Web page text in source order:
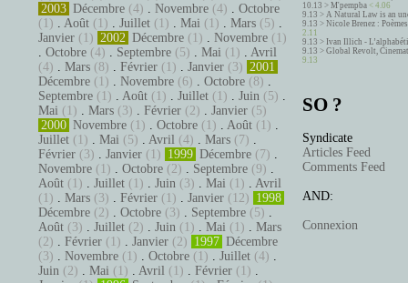
2003 Décembre (4) . Novembre (4) . Octobre
(1) . Août (1) . Juillet (1) . Mai (1) . Mars (5) .
Janvier (1) 2002 Décembre (1) . Novembre (1)
. Octobre (4) . Septembre (5) . Mai (1) . Avril
(4) . Mars (8) . Février (1) . Janvier (3) 2001
Décembre (1) . Novembre (6) . Octobre (8) .
Septembre (1) . Août (1) . Juillet (1) . Juin (5) .
Mai (1) . Mars (3) . Février (2) . Janvier (5)
2000 Novembre (1) . Octobre (1) . Août (1) .
Juillet (1) . Mai (5) . Avril (4) . Mars (7) .
Février (3) . Janvier (1) 1999 Décembre (7) .
Novembre (1) . Octobre (2) . Septembre (9) .
Août (1) . Juillet (1) . Juin (3) . Mai (1) . Avril
(1) . Mars (3) . Février (1) . Janvier (12) 1998
Décembre (2) . Octobre (3) . Septembre (5) .
Août (3) . Juillet (2) . Juin (1) . Mai (1) . Mars
(2) . Février (1) . Janvier (2) 1997 Décembre
(3) . Novembre (1) . Octobre (1) . Juillet (4) .
Juin (2) . Mai (1) . Avril (1) . Février (1) .
10.13 > M'pempba < 4.06
9.13 > A Natural Law is an
9.13 > Nicole Brenez :
2.11
9.13 > Ivan Illich -
9.13 > Global Revolt,
9.13
SO ?
Syndicate
Articles Feed
Comments Feed
AND:
Connexion